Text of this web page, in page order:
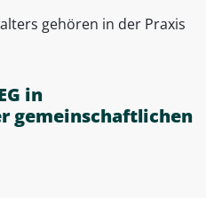
gehören in der Praxis
in
gemeinschaftlichen